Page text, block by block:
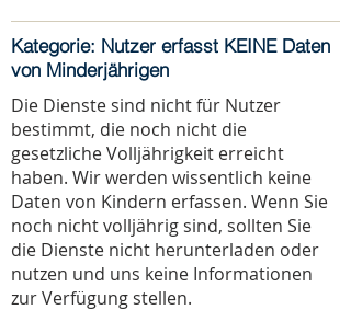
Kategorie: Nutzer erfasst KEINE Daten
von Minderjährigen
Die Dienste sind nicht für Nutzer
bestimmt, die noch nicht die
gesetzliche Volljährigkeit erreicht
haben. Wir werden wissentlich keine
Daten von Kindern erfassen. Wenn Sie
noch nicht volljährig sind, sollten Sie
die Dienste nicht herunterladen oder
nutzen und uns keine Informationen
zur Verfügung stellen.